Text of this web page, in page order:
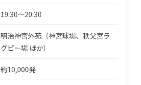
19:30〜20:30
明治神宮外苑（神宮球場、秩父宮ラ
グビー場 ほか）
約10,000発